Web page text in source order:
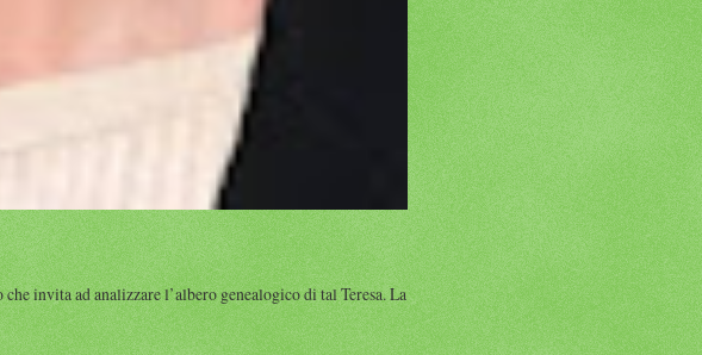
invita ad analizzare l’albero genealogico di tal Teresa. La